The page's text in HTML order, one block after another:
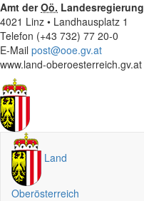
Amt derOö. Landesregierung
4021 Linz • Landhausplatz 1
Telefon (+43 732) 77 20-0
E-Mail post@ooe.gv.at
www.land-oberoesterreich.gv.at
Land
Oberösterreich